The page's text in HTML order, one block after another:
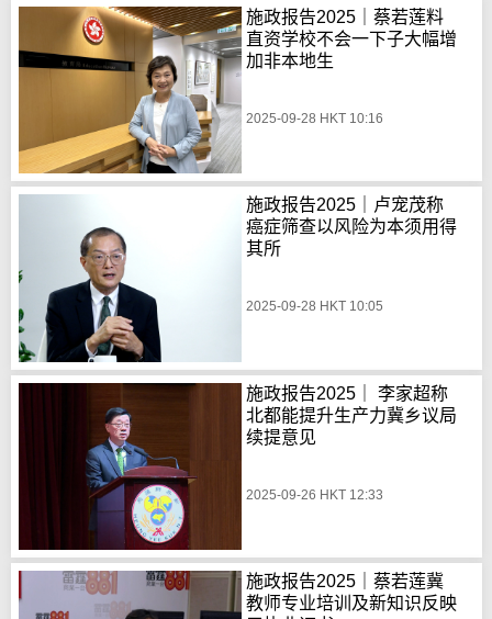
施政报告2025｜蔡若莲料
直资学校不会一下子大幅增
加非本地生
2025-09-28 HKT 10:16
施政报告2025｜卢宠茂称
癌症筛查以风险为本须用得
其所
2025-09-28 HKT 10:05
施政报告2025｜ 李家超称
北都能提升生产力冀乡议局
续提意见
2025-09-26 HKT 12:33
施政报告2025｜蔡若莲冀
教师专业培训及新知识反映